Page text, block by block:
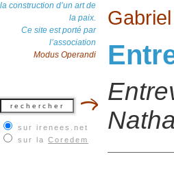
la construction d’un art de
la paix.
Ce site est porté par
l’association
Modus Operandi
sur irenees.net
sur la Coredem